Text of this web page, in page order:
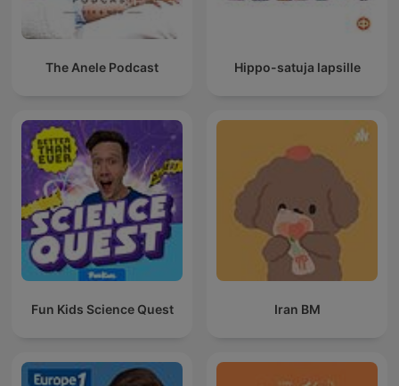
The Anele Podcast Hippo-satuja lapsille
Fun Kids Science Quest Iran BM